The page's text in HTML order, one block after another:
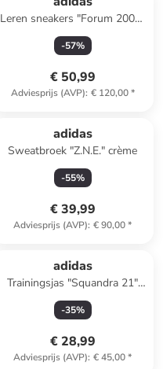
Leren sneakers "Forum 2000"
grijs
-57%
€ 50,99
Adviesprijs (AVP): € 120,00*
adidas
Sweatbroek "Z.N.E." crème
-55%
€ 39,99
Adviesprijs (AVP): € 90,00*
adidas
Trainingsjas "Squandra 21"
groen
-35%
€ 28,99
Adviesprijs (AVP): € 45,00*